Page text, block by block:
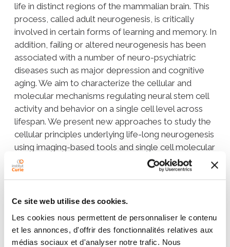
Ce site web utilise des cookies.
Les cookies nous permettent de personnaliser le contenu
et les annonces, d'offrir des fonctionnalités relatives aux
médias sociaux et d'analyser notre trafic. Nous
life in distinct regions of the mammalian brain. This
process, called adult neurogenesis, is critically
involved in certain forms of learning and memory. In
addition, failing or altered neurogenesis has been
associated with a number of neuro-psychiatric
diseases such as major depression and cognitive
aging. We aim to characterize the cellular and
molecular mechanisms regulating neural stem cell
activity and behavior on a single cell level across
lifespan. We present new approaches to study the
cellular principles underlying life-long neurogenesis
using imaging-based tools and single cell molecular
profiling. Further, we provide evidence for novel
molecular mechanisms governing the neurogenic
presented provide new insights into the cellular
novel mechanisms regulating the behavior of rodent
and human neural stem cells.